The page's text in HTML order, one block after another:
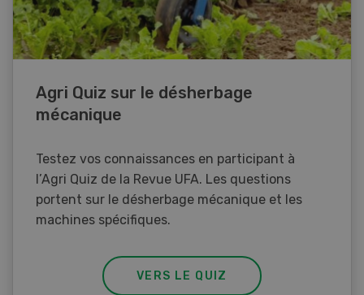
Agri Quiz sur le désherbage
mécanique
Testez vos connaissances en participant à
l’Agri Quiz de la Revue UFA. Les questions
portent sur le désherbage mécanique et les
machines spécifiques.
VERS LE QUIZ